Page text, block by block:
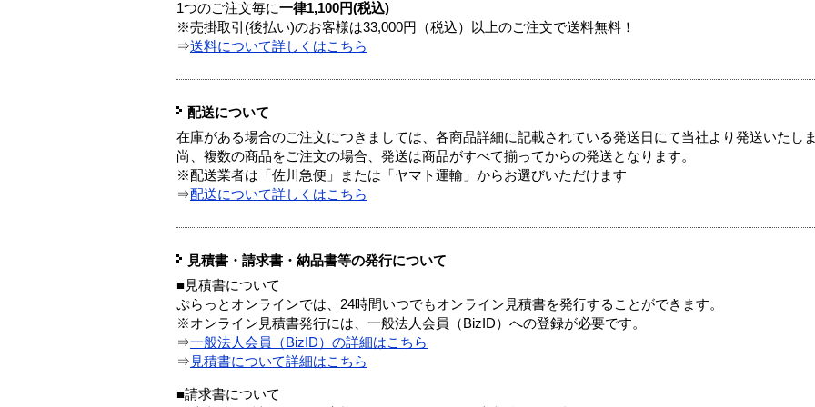
1つのご注文毎に一律1,100円(税込)
※売掛取引(後払い)のお客様は33,000円（税込）以上のご注文で送料無料！
⇒送料について詳しくはこちら
配送について
在庫がある場合のご注文につきましては、各商品詳細に記載されている発送日にて当社より発送いたし
尚、複数の商品をご注文の場合、発送は商品がすべて揃ってからの発送となります。
※配送業者は「佐川急便」または「ヤマト運輸」からお選びいただけます
⇒配送について詳しくはこちら
見積書・請求書・納品書等の発行について
■見積書について
ぷらっとオンラインでは、24時間いつでもオンライン見積書を発行することができます。
※オンライン見積書発行には、一般法人会員（BizID）への登録が必要です。
⇒一般法人会員（BizID）の詳細はこちら
⇒ 見積書について詳細はこちら
■請求書について